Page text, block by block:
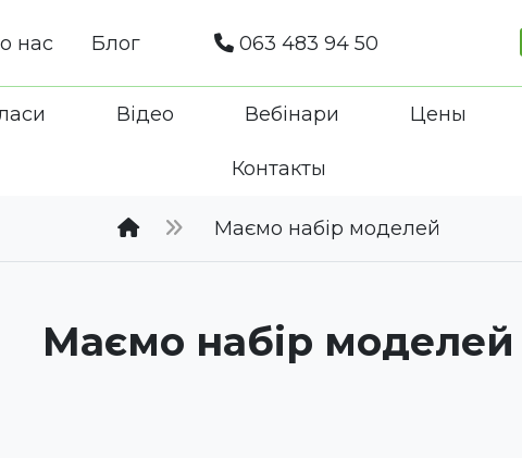
нас Блог 063 483 94 50
Відео Вебінари Цены
Контакты
Маємо набір моделей
Маємо набір моделей